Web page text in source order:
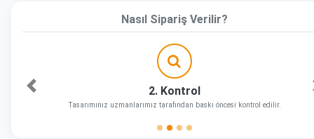
Nasıl Sipariş Verilir?
2. Kontrol
Tasarımınız uzmanlarımız tarafından baskı öncesi kontrol edilir.
Önceki